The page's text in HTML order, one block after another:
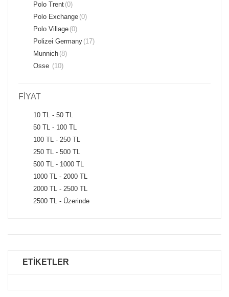
Polo Trent (0)
Polo Exchange (0)
Polo Village (0)
Polizei Germany (17)
Munnich (8)
Osse (10)
FİYAT
10 TL - 50 TL
50 TL - 100 TL
100 TL - 250 TL
250 TL - 500 TL
500 TL - 1000 TL
1000 TL - 2000 TL
2000 TL - 2500 TL
2500 TL - Üzerinde
ETİKETLER